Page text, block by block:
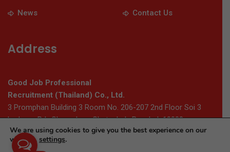
News
Contact Us
Address
Good Job Professional
Recruitment (Thailand) Co., Ltd.
3 Promphan Building 3 Room No. 206-207 2nd Floor Soi 3
Ladprao Rd., Chomphon, Chatuchak, Bangkok 10900
We are using cookies to give you the best experience on our
website. settings.